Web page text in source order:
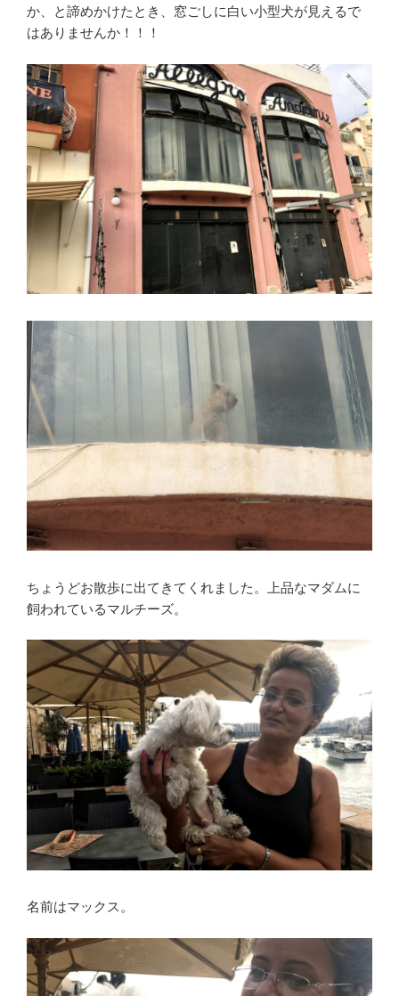
か、と諦めかけたとき、窓ごしに白い小型犬が見えるで
はありませんか！！！
ちょうどお散歩に出てきてくれました。上品なマダムに
飼われているマルチーズ。
名前はマックス。